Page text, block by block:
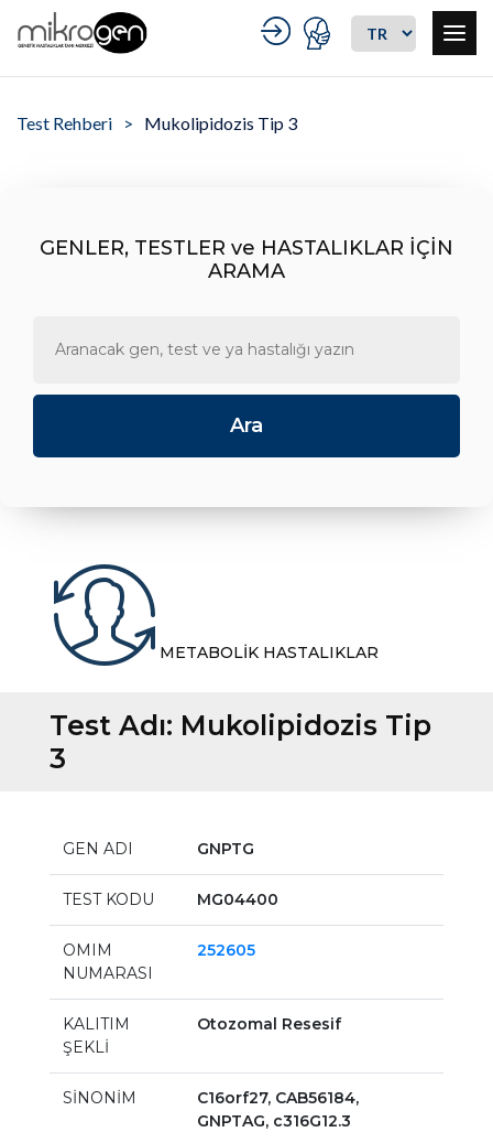
Test Rehberi Mukolipidozis Tip 3
GENLER, TESTLER ve HASTALIKLAR İÇİN
ARAMA
METABOLİK HASTALIKLAR
Test Adı: Mukolipidozis Tip
3
GEN ADI GNPTG
TEST KODU MG04400
OMIM
NUMARASI
252605
KALITIM
ŞEKLİ
Otozomal Resesif
SİNONİM
C16orf27, CAB56184,
GNPTAG, c316G12.3